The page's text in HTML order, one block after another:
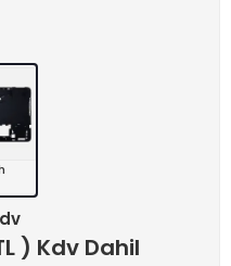
) Kdv Dahil